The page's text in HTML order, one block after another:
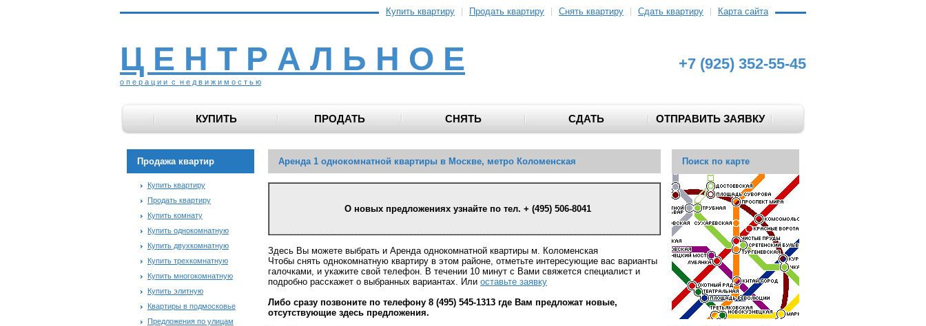
Купить квартиру Продать квартиру Снять квартиру Сдать квартиру Карта сайта
Ц Е Н Т Р А Л Ь Н О Е
о п е р а ц и и с н е д в и ж и м о с т ь ю
+7 (925) 352-55-45
КУПИТЬ ПРОДАТЬ СНЯТЬ СДАТЬ ОТПРАВИТЬ ЗАЯВКУ
Продажа квартир
Купить квартиру
Продать квартиру
Купить комнату
Купить однокомнатную
Купить двухкомнатную
Купить трехкомнатную
Купить многокомнатную
Купить элитную
Квартиры в подмосковье
Предложения по улицам
Аренда 1 однокомнатной квартиры в Москве, метро Коломенская
О новых предложениях узнайте по тел. + (495) 506-8041
Здесь Вы можете выбрать и Аренда однокомнатной квартиры м. Коломенская
Чтобы снять однокомнатную квартиру в этом районе, отметьте интересующие вас варианты
галочками, и укажите свой телефон. В течении 10 минут с Вами свяжется специалист и
подробно расскажет о выбранных вариантах. Или оставьте заявку
Либо сразу позвоните по телефону 8 (495) 545-1313 где Вам предложат новые,
отсутствующие здесь предложения.
Поиск по карте